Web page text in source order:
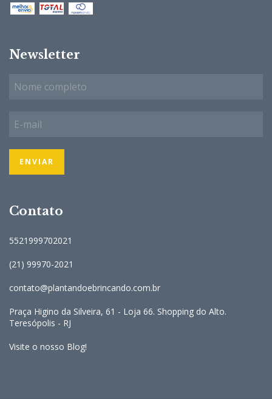
Newsletter
Contato
5521999702021
(21) 99970-2021
contato@plantandoebrincando.com.br
Praça Higino da Silveira, 61 - Loja 66. Shopping do Alto.
Teresópolis - RJ
Visite o nosso Blog!